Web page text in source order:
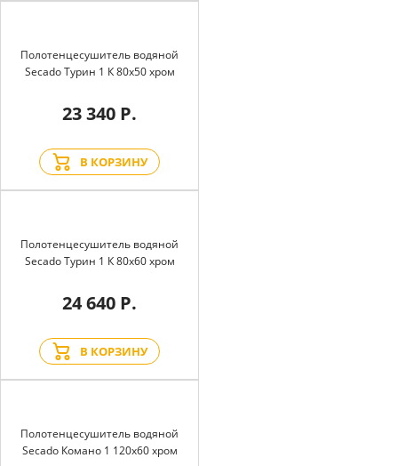
Полотенцесушитель водяной
Secado Турин 1 К 80x50 хром
23 340 Р.
В КОРЗИНУ
Полотенцесушитель водяной
Secado Турин 1 К 80x60 хром
24 640 Р.
В КОРЗИНУ
Полотенцесушитель водяной
Secado Комано 1 120x60 хром